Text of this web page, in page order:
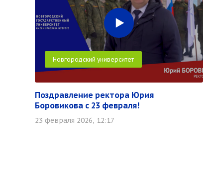
Новгородский университет
Поздравление ректора Юрия
Боровикова с 23 февраля!
23 февраля 2026, 12:17